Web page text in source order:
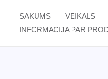
content
SĀKUMS VEIKALS
INFORMĀCIJA PAR